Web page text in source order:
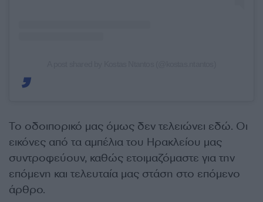
Το οδοιπορικό μας όμως δεν τελειώνει εδώ. Οι
εικόνες από τα αμπέλια του Ηρακλείου μας
συντροφεύουν, καθώς ετοιμαζόμαστε για την
επόμενη και τελευταία μας στάση στο επόμενο
άρθρο.